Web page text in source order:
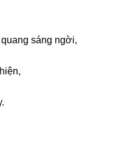
sánɡ nɡời,